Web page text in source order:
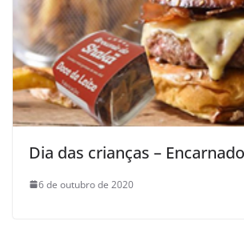
Dia das crianças –
6 de outubro de 2020